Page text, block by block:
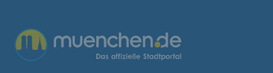
Übergreifende Links